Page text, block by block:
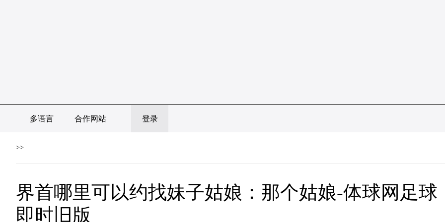
多语言 合作网站 登录
>>
界首哪里可以约找妹子姑娘：那个姑娘-体球网足球
即时旧版